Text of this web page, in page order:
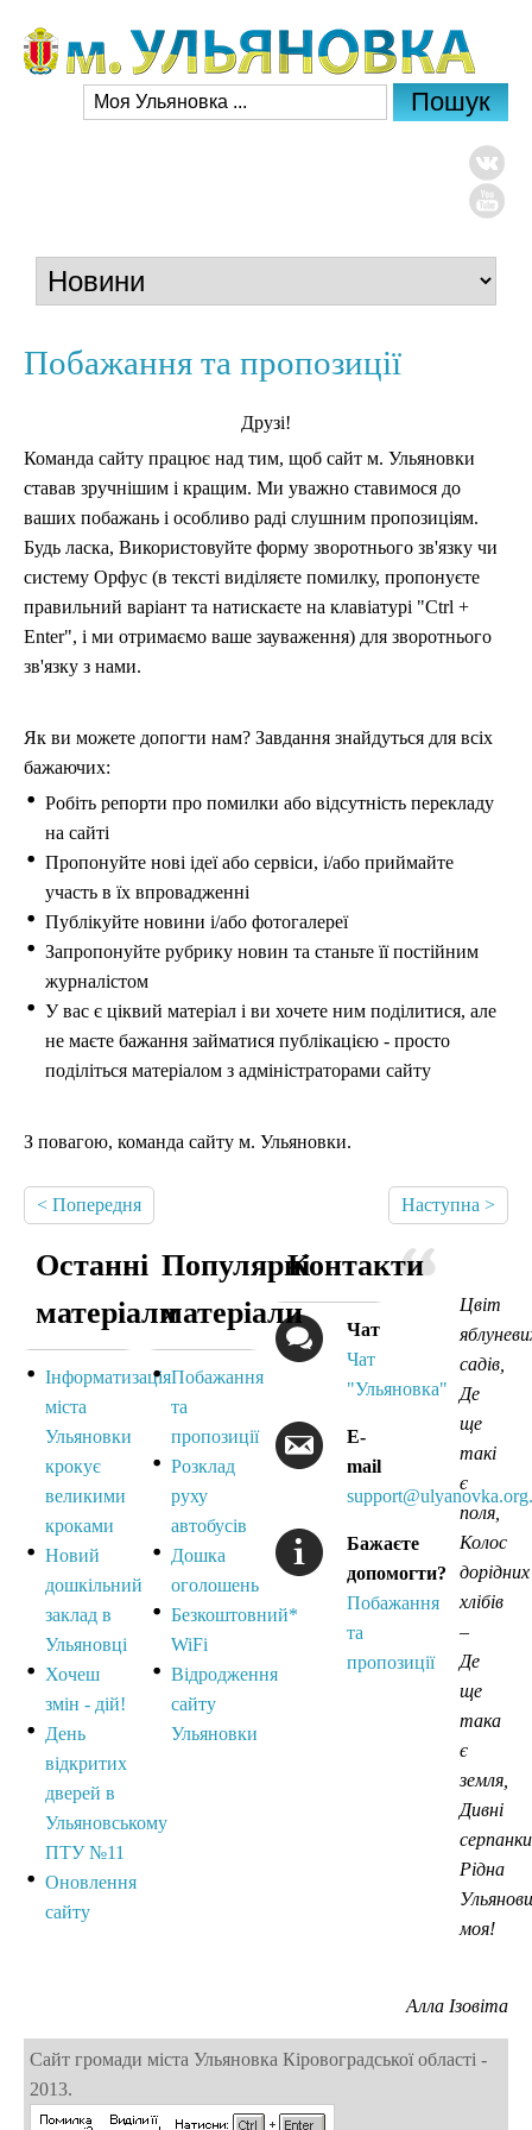
Побажання та пропозиції
Друзі!
Команда сайту працює над тим, щоб сайт м. Ульяновки
ставав зручнішим і кращим. Ми уважно ставимося до
ваших побажань і особливо раді слушним пропозиціям.
Будь ласка, Використовуйте форму зворотнього зв'язку чи
систему Орфус (в тексті виділяєте помилку, пропонуєте
правильний варіант та натискаєте на клавіатурі "Ctrl +
Enter", і ми отримаємо ваше зауваження) для зворотнього
зв'язку з нами.
Як ви можете допогти нам? Завдання знайдуться для всіх
бажаючих:
Робіть репорти про помилки або відсутність перекладу
на сайті
Пропонуйте нові ідеї або сервіси, і/або приймайте
участь в їх впровадженні
Публікуйте новини і/або фотогалереї
Запропонуйте рубрику новин та станьте її постійним
журналістом
У вас є ціквий матеріал і ви хочете ним поділитися, але
не маєте бажання займатися публікацією - просто
поділіться матеріалом з адміністраторами сайту
З повагою, команда сайту м. Ульяновки.
< Попередня Наступна >
Останні
матеріали
Інформатизація
міста
Ульяновки
крокує
великими
кроками
Новий
дошкільний
заклад в
Ульяновці
Хочеш
змін - дій!
День
відкритих
дверей в
Ульяновському
ПТУ №11
Оновлення
сайту
Популярні
матеріали
Побажання
та
пропозиції
Розклад
руху
автобусів
Дошка
оголошень
Безкоштовний*
WiFi
Відродження
сайту
Ульяновки
Контакти
Чат
Чат
"Ульяновка"
E-
mail
Бажаєте
допомогти?
Побажання
та
пропозиції
Цвіт
садів,
Де
ще
такі
є
поля,
Колос
дорідних
хлібів
–
Де
ще
така
є
земля,
Дивні
Рідна
моя!
Алла Ізовіта
Сайт громади міста Ульяновка Кіровоградської області -
2013.